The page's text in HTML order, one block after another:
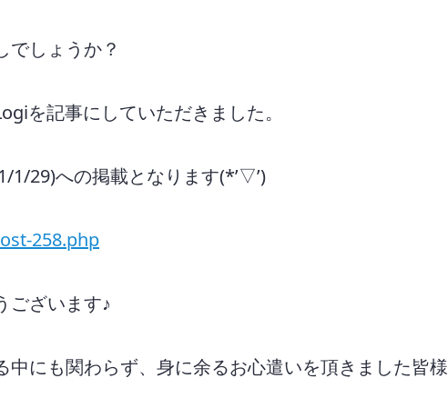
でしょうか？
を記事にしていただきました。
1/29)への掲載となります(*’▽’)
258.php
ございます♪
にも関わらず、身に余るお心遣いを頂きました皆